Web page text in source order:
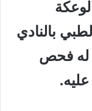
الوعكة
بالنادي
له فحص